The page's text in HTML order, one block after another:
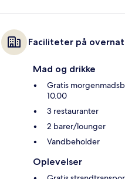
Faciliteter på
Mad og drikke
Gratis
10.00
3 restauranter
2 barer/lounger
Vandbeholder
Oplevelser